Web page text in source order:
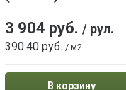
3 904 руб. / рул.
390.40 руб. / м2
В корзину